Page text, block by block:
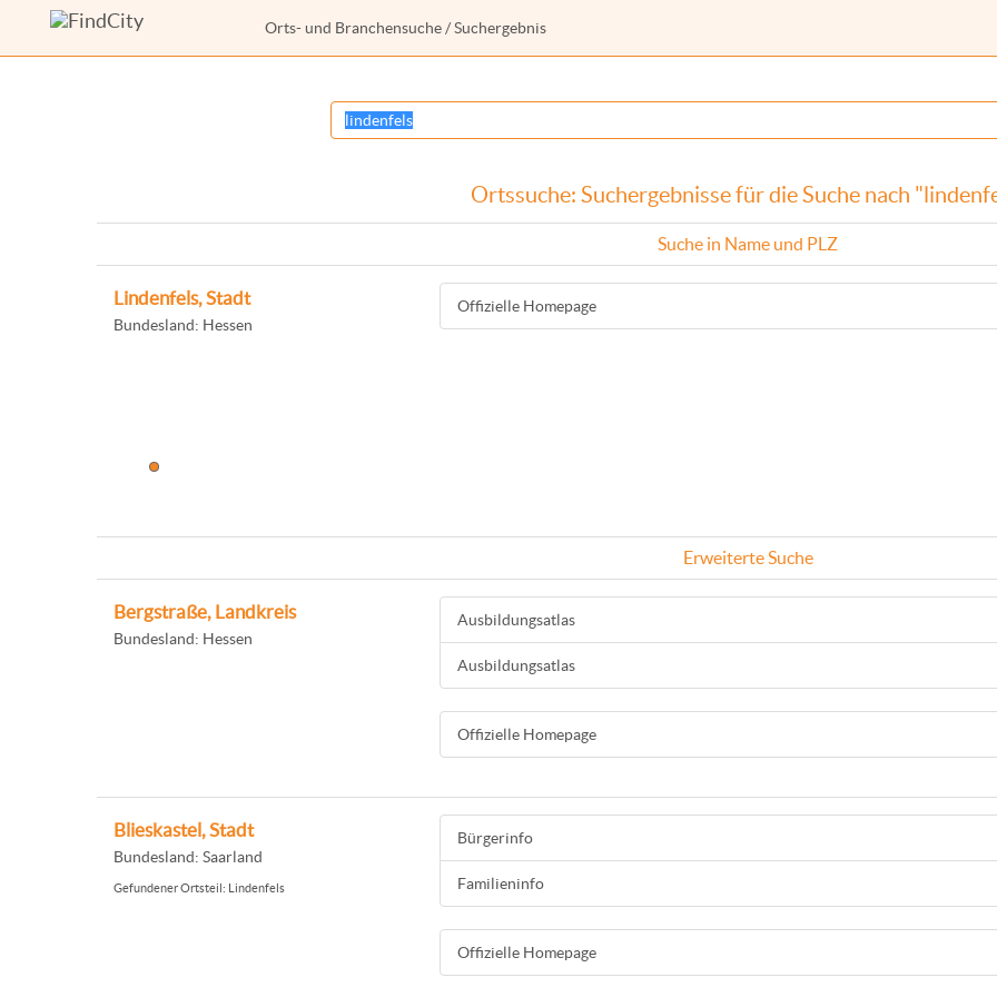
Orts- und Branchensuche / Suchergebnis
Ortssuche: Suchergebnisse für die Suche nach
Suche in Name und PLZ
Lindenfels, Stadt
Bundesland: Hessen
Offizielle Homepage
Erweiterte Suche
Bergstraße, Landkreis
Bundesland: Hessen
Ausbildungsatlas
Ausbildungsatlas
Offizielle Homepage
Blieskastel, Stadt
Bundesland: Saarland
Gefundener Ortsteil: Lindenfels
Bürgerinfo
Familieninfo
Offizielle Homepage